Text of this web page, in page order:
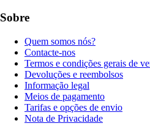
Sobre
Quem somos nós?
Contacte-nos
Termos e condições gerais de
Devoluções e reembolsos
Informação legal
Meios de pagamento
Tarifas e opções de envio
Nota de Privacidade